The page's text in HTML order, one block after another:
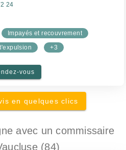
24
Impayés et recouvrement
+3
vous
en quelques clics
avec un commissaire
(84)